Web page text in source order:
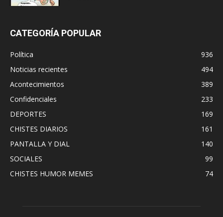
CATEGORÍA POPULAR
Política
936
Noticias recientes
494
Acontecimientos
389
Confidenciales
233
DEPORTES
169
CHISTES DIARIOS
161
PANTALLA Y DIAL
140
SOCIALES
99
CHISTES HUMOR MEMES
74